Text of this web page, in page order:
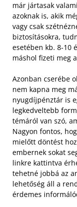
már jártasak
azoknak is, akik
vagy csak
biztosításokra,
esetében kb. 8-10
máshol fizeti meg
Azonban cserébe
nem kapna meg
nyugdíjpénztár is
legkedveltebb
témáról van szó,
Nagyon fontos,
mielőtt döntést
embernek sokat
linkre kattintva
tehetné jobbá az
lehetőség áll a
érdemes